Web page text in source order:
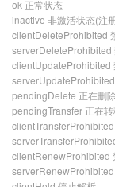
ok 正常状态
inactive 非激活状态(注
clientDeleteProhibited
serverDeleteProhibited
clientUpdateProhibited
pendingDelete 正在删
pendingTransfer 正在
clientRenewProhibited